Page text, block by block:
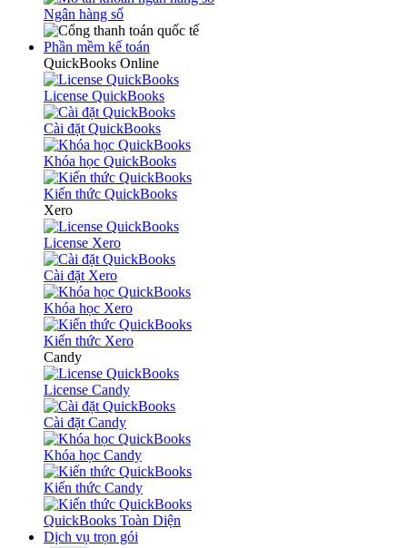
Ngân hàng số
Phần mềm kế toán
QuickBooks Online
License QuickBooks
Cài đặt QuickBooks
Khóa học QuickBooks
Kiến thức QuickBooks
Xero
License Xero
Cài đặt Xero
Khóa học Xero
Kiến thức Xero
Candy
License Candy
Cài đặt Candy
Khóa học Candy
Kiến thức Candy
QuickBooks Toàn Diện
Dịch vụ trọn gói